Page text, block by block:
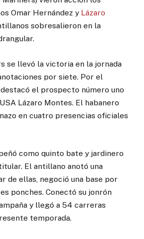
Omar Hernández y Lázaro
sobresalieron en la
se llevó la victoria en la jornada
por siete. Por el
el prospecto número uno
Lázaro Montes. El habanero
en cuatro presencias oficiales
como quinto bate y jardinero
El antillano anotó una
de ellas, negoció una base por
ponches. Conectó su jonrón
y llegó a 54 carreras
temporada.